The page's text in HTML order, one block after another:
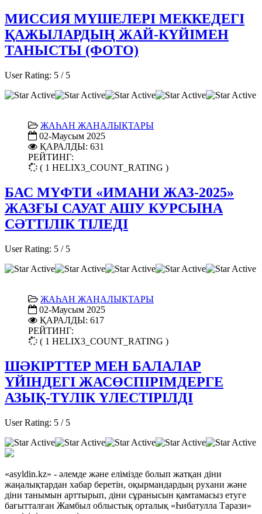
МИССИЯ МҮШЕЛЕРІ МЕККЕДЕГІ
ҚАЖЫЛАРДЫҢ ЖАЙ-КҮЙІМЕН
ТАНЫСТЫ (ФОТО)
User Rating: 5 / 5
ЖАҺАН ЖАҢАЛЫҚТАРЫ
02-Маусым 2025
ҚАРАЛДЫ: 631
РЕЙТИНГ:
( 1 HELIX3_COUNT_RATING )
БАС МҮФТИ «ИМАНИ ЖАЗ-2025»
ЖАЗҒЫ САУАТ АШУ КУРСЫНА
СӘТТІЛІК ТІЛЕДІ
User Rating: 5 / 5
ЖАҺАН ЖАҢАЛЫҚТАРЫ
02-Маусым 2025
ҚАРАЛДЫ: 617
РЕЙТИНГ:
( 1 HELIX3_COUNT_RATING )
ШӘКІРТТЕР МЕН БАЛАЛАР
ҮЙІНДЕГІ ЖАСӨСПІРІМДЕРГЕ
АЗЫҚ-ТҮЛІК ҮЛЕСТІРІЛДІ
User Rating: 5 / 5
«asyldin.kz» - әлемде және елімізде болып жатқан діни
жаңалықтардан хабар беретін, оқырмандардың рухани және
діни танымын арттырып, діни сұранысын қамтамасыз етуге
бағытталған Жамбыл облыстық орталық «Һибатулла Тарази»